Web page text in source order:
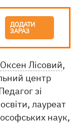
ДОДАТИ
ЗАРАЗ
Оксен Лісовий,
центр
зі
лауреат
наук,